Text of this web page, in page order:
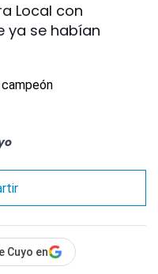
Local con
ya se habían
Cuyo en